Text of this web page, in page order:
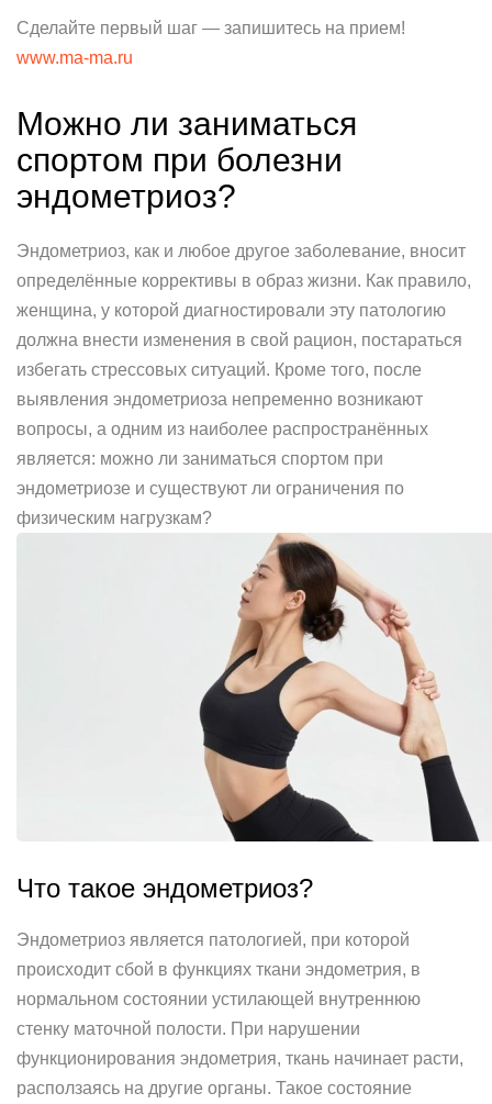
Сделайте первый шаг — запишитесь на прием!
www.ma-ma.ru
Можно ли заниматься
спортом при болезни
эндометриоз?
Эндометриоз, как и любое другое заболевание, вносит
определённые коррективы в образ жизни. Как правило,
женщина, у которой диагностировали эту патологию
должна внести изменения в свой рацион, постараться
избегать стрессовых ситуаций. Кроме того, после
выявления эндометриоза непременно возникают
вопросы, а одним из наиболее распространённых
является: можно ли заниматься спортом при
эндометриозе и существуют ли ограничения по
физическим нагрузкам?
Что такое эндометриоз?
Эндометриоз является патологией, при которой
происходит сбой в функциях ткани эндометрия, в
нормальном состоянии устилающей внутреннюю
стенку маточной полости. При нарушении
функционирования эндометрия, ткань начинает расти,
расползаясь на другие органы. Такое состояние